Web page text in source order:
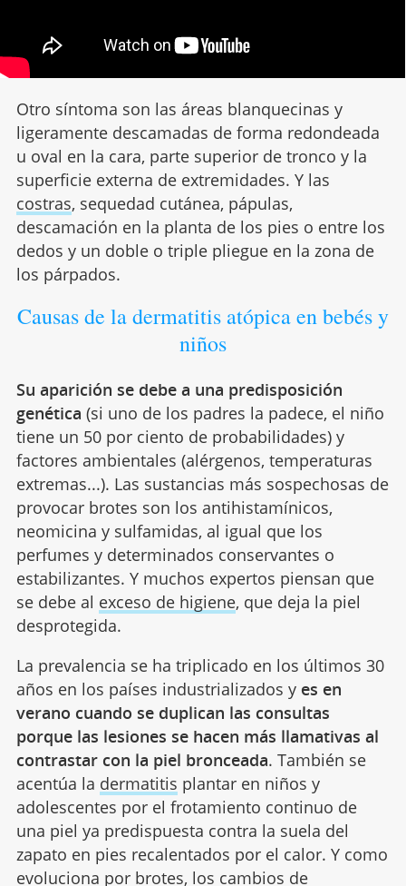
Otro síntoma son las áreas blanquecinas y
ligeramente descamadas de forma redondeada
u oval en la cara, parte superior de tronco y la
superficie externa de extremidades. Y las
costras, sequedad cutánea, pápulas,
descamación en la planta de los pies o entre los
dedos y un doble o triple pliegue en la zona de
los párpados.
Causas de la dermatitis atópica en bebés y
niños
Su aparición se debe a una predisposición
genética (si uno de los padres la padece, el niño
tiene un 50 por ciento de probabilidades) y
factores ambientales (alérgenos, temperaturas
extremas...). Las sustancias más sospechosas de
provocar brotes son los antihistamínicos,
neomicina y sulfamidas, al igual que los
perfumes y determinados conservantes o
estabilizantes. Y muchos expertos piensan que
se debe al exceso de higiene, que deja la piel
desprotegida.
La prevalencia se ha triplicado en los últimos 30
años en los países industrializados y es en
verano cuando se duplican las consultas
porque las lesiones se hacen más llamativas al
contrastar con la piel bronceada. También se
acentúa la dermatitis plantar en niños y
adolescentes por el frotamiento continuo de
una piel ya predispuesta contra la suela del
zapato en pies recalentados por el calor. Y como
evoluciona por brotes, los cambios de